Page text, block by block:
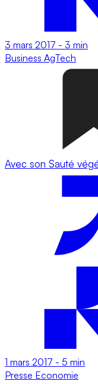
3 mars 2017 - 3 min
Business AgTech
Avec son Sauté
1 mars 2017 - 5 min
Presse Economie